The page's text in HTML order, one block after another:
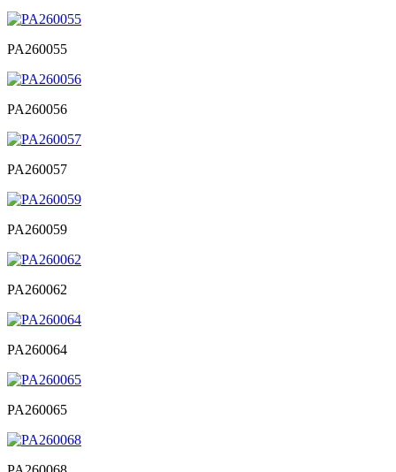
PA260055
PA260056
PA260057
PA260059
PA260062
PA260064
PA260065